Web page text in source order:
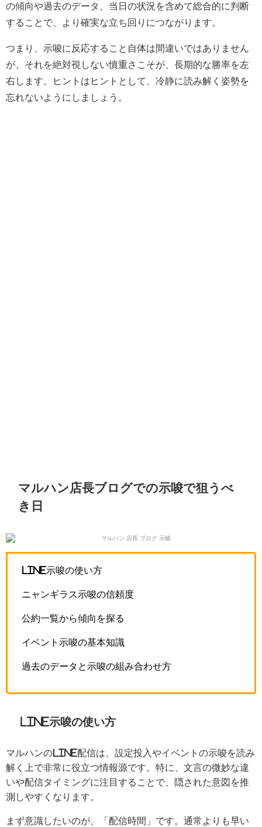
の傾向や過去のデータ、当日の状況を含めて総合的に判断
することで、より確実な立ち回りにつながります。
つまり、示唆に反応すること自体は間違いではありません
が、それを絶対視しない慎重さこそが、長期的な勝率を左
右します。ヒントはヒントとして、冷静に読み解く姿勢を
忘れないようにしましょう。
マルハン店長ブログでの示唆で狙うべ
き日
LINE示唆の使い方
ニャンギラス示唆の信頼度
公約一覧から傾向を探る
イベント示唆の基本知識
過去のデータと示唆の組み合わせ方
LINE示唆の使い方
マルハンのLINE配信は、設定投入やイベントの示唆を読み
解く上で非常に役立つ情報源です。特に、文言の微妙な違
いや配信タイミングに注目することで、隠された意図を推
測しやすくなります。
まず意識したいのが、「配信時間」です。通常よりも早い